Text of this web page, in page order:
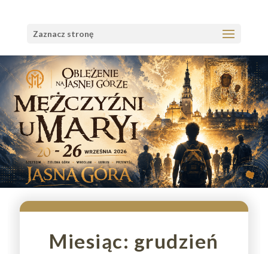
Zaznacz stronę
Miesiąc: grudzień